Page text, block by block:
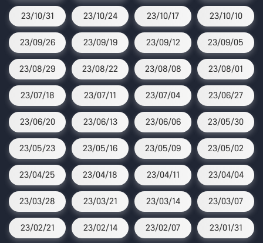
23/10/31 23/10/24 23/10/17 23/10/10
23/09/26 23/09/19 23/09/12 23/09/05
23/08/29 23/08/22 23/08/08 23/08/01
23/07/18 23/07/11 23/07/04 23/06/27
23/06/20 23/06/13 23/06/06 23/05/30
23/05/23 23/05/16 23/05/09 23/05/02
23/04/25 23/04/18 23/04/11 23/04/04
23/03/28 23/03/21 23/03/14 23/03/07
23/02/21 23/02/14 23/02/07 23/01/31